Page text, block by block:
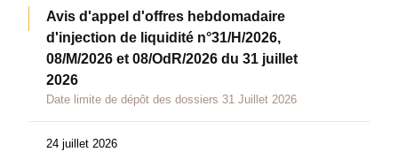
Avis d'appel d'offres hebdomadaire
d'injection de liquidité n°31/H/2026,
08/M/2026 et 08/OdR/2026 du 31 juillet
2026
Date limite de dépôt des dossiers 31 Juillet 2026
24 juillet 2026